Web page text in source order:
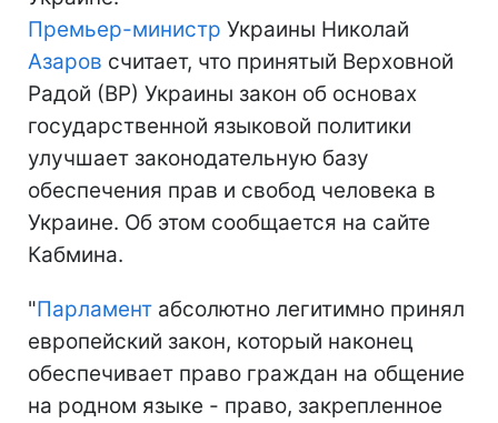
Премьер-министр Украины Николай
Азаров считает, что принятый Верховной
Радой (ВР) Украины закон об основах
государственной языковой политики
улучшает законодательную базу
обеспечения прав и свобод человека в
Украине. Об этом сообщается на сайте
Кабмина.
"Парламент абсолютно легитимно принял
европейский закон, который наконец
обеспечивает право граждан на общение
на родном языке - право, закрепленное